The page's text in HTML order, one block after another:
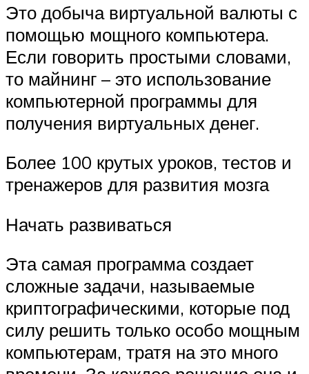
Это добыча виртуальной валюты с
помощью мощного компьютера.
Если говорить простыми словами,
то майнинг – это использование
компьютерной программы для
получения виртуальных денег.
Более 100 крутых уроков, тестов и
тренажеров для развития мозга
Начать развиваться
Эта самая программа создает
сложные задачи, называемые
криптографическими, которые под
силу решить только особо мощным
компьютерам, тратя на это много